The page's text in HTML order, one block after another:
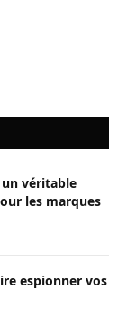
véritable
les marques
espionner vos